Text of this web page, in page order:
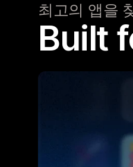
최고의 앱을
Built